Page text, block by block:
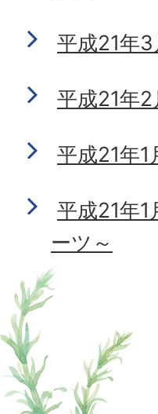
平成21年
平成21年
平成21年
平成21年1
ーツ～